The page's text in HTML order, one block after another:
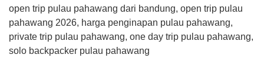
open trip pulau pahawang dari bandung, open trip pulau
pahawang 2026, harga penginapan pulau pahawang,
private trip pulau pahawang, one day trip pulau pahawang,
solo backpacker pulau pahawang